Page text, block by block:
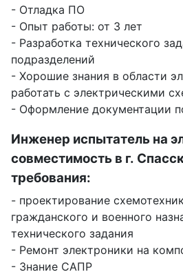
- Отладка ПО
- Опыт работы: от 3 лет
- Разработка технического
подразделений
- Хорошие знания в области
работать с электрическими
- Оформление документации
Инженер испытатель на
совместимость в г.
требования:
- проектирование
гражданского и военного
технического задания
- Ремонт электроники на
- Знание САПР